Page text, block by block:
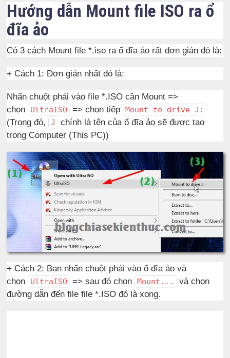
Hướng dẫn Mount file ISO ra ổ
đĩa ảo
Có 3 cách Mount file *.iso ra ổ đĩa ảo rất đơn giản đó là:
+ Cách 1: Đơn giản nhất đó là:
Nhấn chuột phải vào file *.ISO cần Mount =>
chọn
UltraISO => chọn tiếp Mount to drive J:
(Trong đó, J
chính là tên của ổ đĩa ảo sẽ được tạo
trong Computer (This PC))
+ Cách 2: Bạn nhấn chuột phải vào ổ đĩa ảo và
chọn
UltraISO => sau đó chọn Mount...
và chọn
đường dẫn đến file file *.ISO đó là xong.